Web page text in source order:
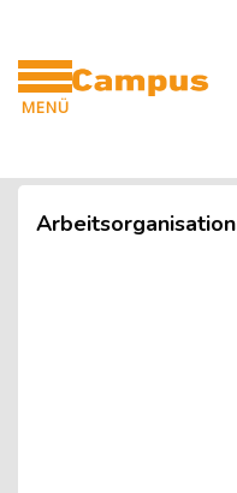
MENÜ
Zum Hauptinhalt
Blöcke
Blöcke
Arbeitsorganisation